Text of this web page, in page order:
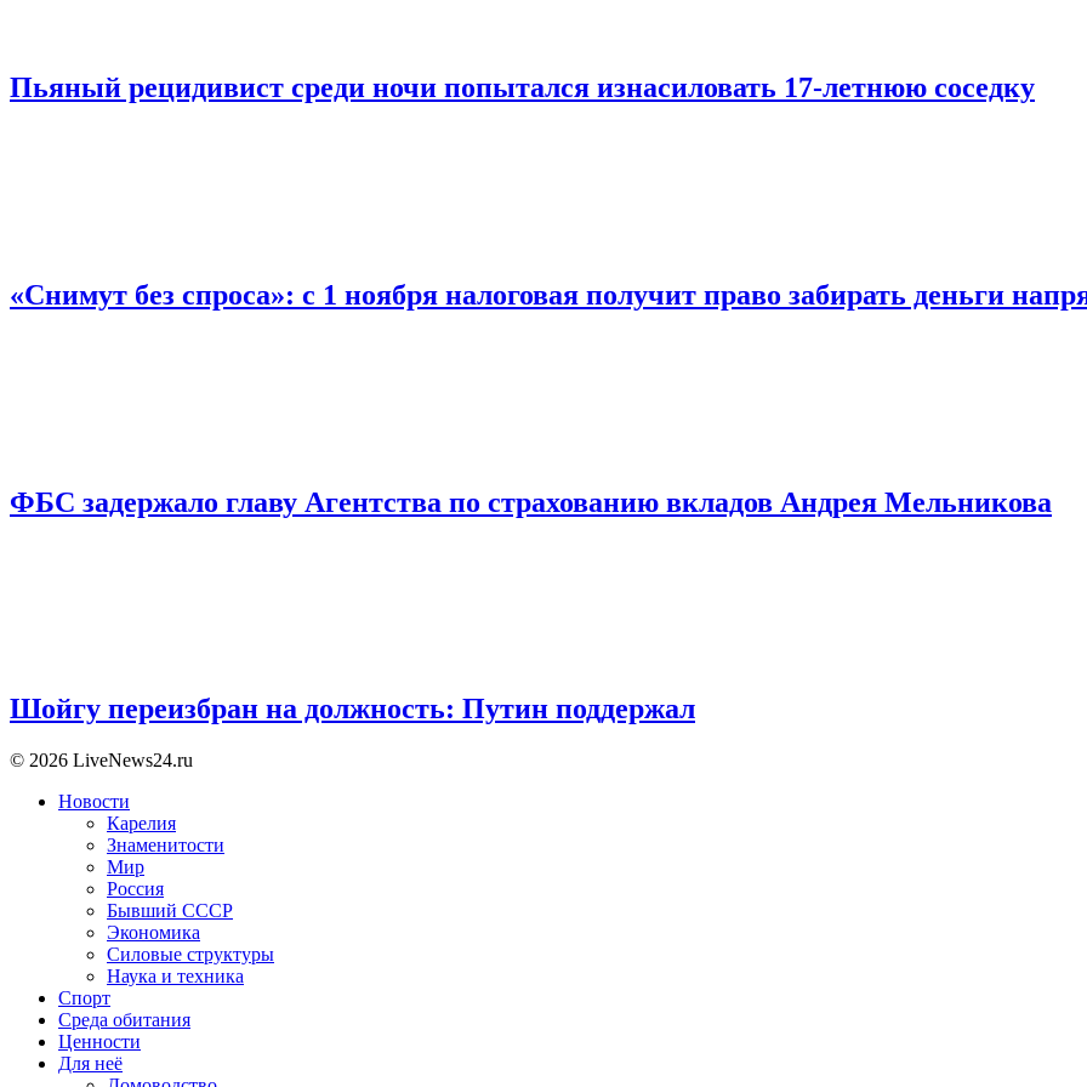
Пьяный рецидивист среди ночи попытался изнасиловать 17-летнюю соседку
«Снимут без спроса»: с 1 ноября налоговая получит право забирать деньги
ФБС задержало главу Агентства по страхованию вкладов Андрея Мельникова
Шойгу переизбран на должность: Путин поддержал
© 2026 LiveNews24.ru
Новости
Карелия
Знаменитости
Мир
Россия
Бывший СССР
Экономика
Силовые структуры
Наука и техника
Спорт
Среда обитания
Ценности
Для неё